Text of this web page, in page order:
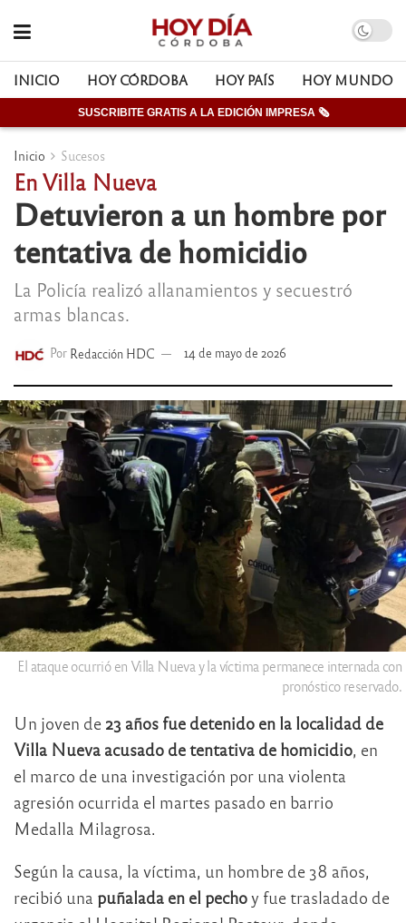
INICIO HOY CÓRDOBA HOY PAÍS HOY MUNDO
SUSCRIBITE GRATIS A LA EDICIÓN IMPRESA 🗞
Inicio Sucesos
En Villa Nueva
Detuvieron a un hombre por
tentativa de homicidio
La Policía realizó allanamientos y secuestró
armas blancas.
Por Redacción HDC 14 de mayo de 2026
El ataque ocurrió en Villa Nueva y la víctima permanece internada con
pronóstico reservado.
Un joven de 23 años fue detenido en la localidad de
Villa Nueva acusado de tentativa de homicidio, en
el marco de una investigación por una violenta
agresión ocurrida el martes pasado en barrio
Medalla Milagrosa.
Según la causa, la víctima, un hombre de 38 años,
recibió una puñalada en el pechoy fue trasladado de